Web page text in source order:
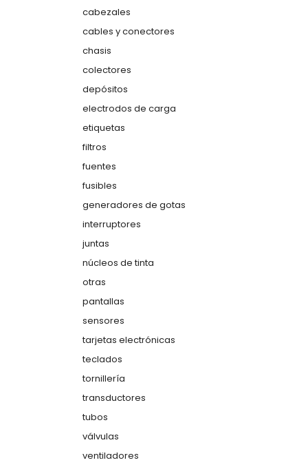
cabezales
cables y conectores
chasis
colectores
depósitos
electrodos de carga
etiquetas
filtros
fuentes
fusibles
generadores de gotas
interruptores
juntas
núcleos de tinta
otras
pantallas
sensores
tarjetas electrónicas
teclados
tornillería
transductores
tubos
válvulas
ventiladores